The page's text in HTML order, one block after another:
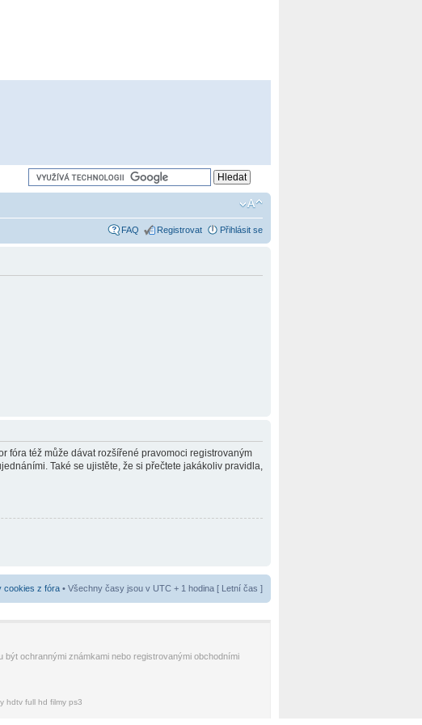
FAQ Registrovat Přihlásit se
fóra též může dávat rozšířené pravomoci registrovaným
Také se ujistěte, že si přečtete jakákoliv pravidla,
cookies z fóra • Všechny časy jsou v UTC + 1 hodina [ Letní čas ]
ochrannými známkami nebo registrovanými obchodními
hdtv full hd filmy ps3